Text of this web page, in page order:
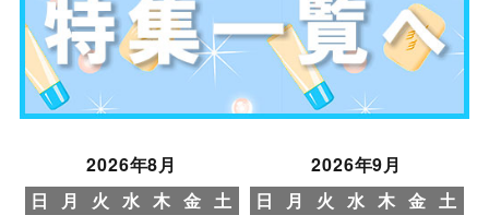
2026年8月
日
月 火 水 木 金 土
2026年9月
日
月 火 水 木 金 土